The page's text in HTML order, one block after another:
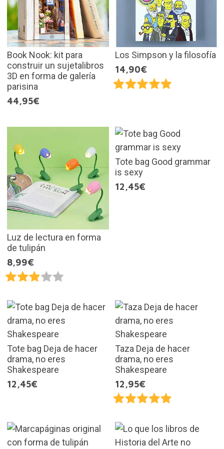
Book Nook: kit para
construir un sujetalibros
3D en forma de galería
parisina
44,95€
Los Simpson y la filosofía
14,90€
Luz de lectura en forma
de tulipán
8,99€
Tote bag Good grammar
is sexy
12,45€
Tote bag Deja de hacer
drama, no eres
Shakespeare
12,45€
Taza Deja de hacer
drama, no eres
Shakespeare
12,95€